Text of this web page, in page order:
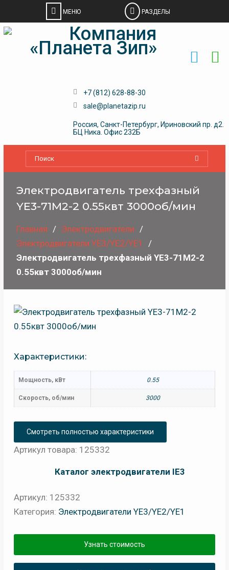
Skip
+7 (812) 628-88-30
sale@planetazip.ru
Россия, Санкт-Петербург, Ириновский пр. д2.
БЦ Ника. Офис 232Б
Электродвигатель трехфазный
YE3-71M2-2 0.55квт 3000об/мин
Главная
Электродвигатели
Электродвигатели YE3/YE2/YE1
Электродвигатель трехфазный YE3-71M2-2
0.55квт 3000об/мин
Характеристики:
Мощность, кВт 0.55
Скорость, об/мин 3000
Смотреть полностью характеристики
Артикул товара: 125332
Каталог электродвигатели IE3
Артикул: 125332
Категория: Электродвигатели YE3/YE2/YE1
Узнать стоимость